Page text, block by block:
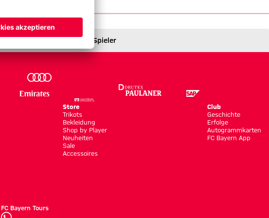
Spieler
Store
Trikots
Bekleidung
Shop by Player
Neuheiten
Sale
Accessoires
Club
Geschichte
Erfolge
Autogrammkarten
FC Bayern App
FC Bayern Tours